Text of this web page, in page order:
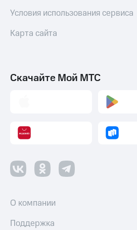
Условия использования сервиса
Карта сайта
Скачайте Мой МТС
О компании
Поддержка